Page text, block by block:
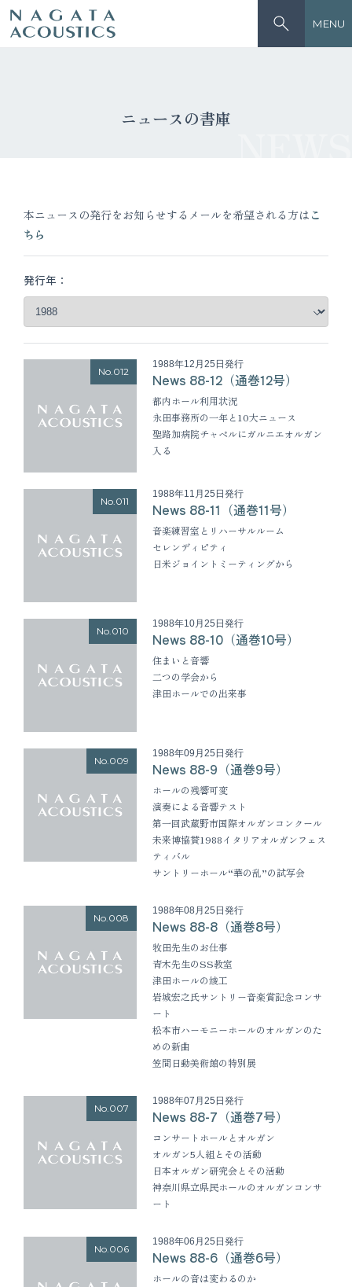
MENU
ニュースの書庫
本ニュースの発行をお知らせするメールを希望される方は こ
ちら
発行年：
No.012
1988年12月25日発行
News 88-12（通巻12号）
都内ホール利用状況
永田事務所の一年と10大ニュース
聖路加病院チャペルにガルニエオルガン
入る
No.011
1988年11月25日発行
News 88-11（通巻11号）
音楽練習室とリハーサルルーム
セレンディピティ
日米ジョイントミーティングから
No.010
1988年10月25日発行
News 88-10（通巻10号）
住まいと音響
二つの学会から
津田ホールでの出来事
No.009
1988年09月25日発行
News 88-9（通巻9号）
ホールの残響可変
演奏による音響テスト
第一回武蔵野市国際オルガンコンクール
未来博協賛1988イタリアオルガンフェス
ティバル
サントリーホール“華の乱”の試写会
No.008
1988年08月25日発行
News 88-8（通巻8号）
牧田先生のお仕事
青木先生のSS教室
津田ホールの竣工
岩城宏之氏サントリー音楽賞記念コンサ
ート
松本市ハーモニーホールのオルガンのた
めの新曲
笠間日動美術館の特別展
No.007
1988年07月25日発行
News 88-7（通巻7号）
コンサートホールとオルガン
オルガン5人組とその活動
日本オルガン研究会とその活動
神奈川県立県民ホールのオルガンコンサ
ート
No.006
1988年06月25日発行
News 88-6（通巻6号）
ホールの音は変わるのか